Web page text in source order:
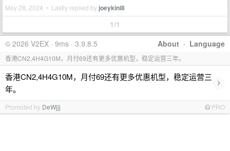
May 28, 2024 • Lastly replied by joeykini8
1/1
About · Language
© 2026 V2EX · 9ms · 3.9.8.5
香港CN2,4H4G10M，月付69还有更多优惠机型，稳定运营三年。
香港CN2,4H4G10M，月付69还有更多优惠机型，稳定运营三
年。
›
Promoted by DeWjjj PRO